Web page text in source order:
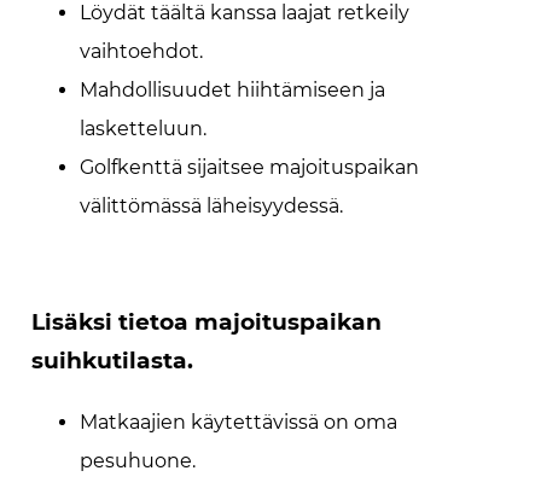
Löydät täältä kanssa laajat retkeily
vaihtoehdot.
Mahdollisuudet hiihtämiseen ja
lasketteluun.
Golfkenttä sijaitsee majoituspaikan
välittömässä läheisyydessä.
Lisäksi tietoa majoituspaikan
suihkutilasta.
Matkaajien käytettävissä on oma
pesuhuone.